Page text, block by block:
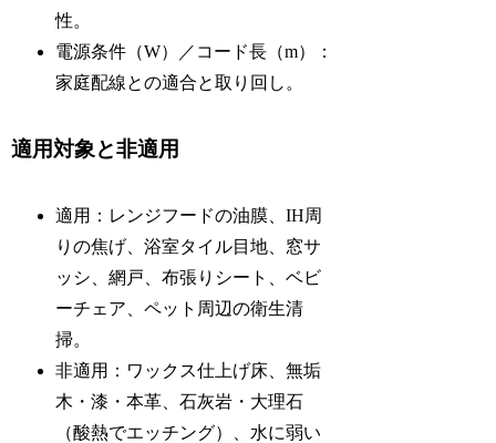
性。
電源条件（W）／コード長（m）：
家庭配線との適合と取り回し。
適用対象と非適用
適用：レンジフードの油膜、IH周
りの焦げ、浴室タイル目地、窓サ
ッシ、網戸、布張りシート、ベビ
ーチェア、ペット周辺の衛生清
掃。
非適用：ワックス仕上げ床、無垢
木・漆・本革、石灰岩・大理石
（酸熱でエッチング）、水に弱い